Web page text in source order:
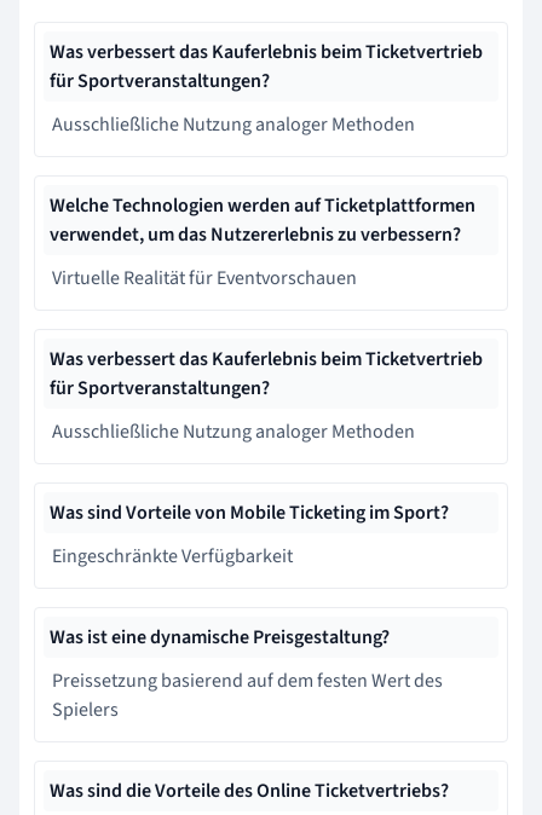
Was verbessert das Kauferlebnis beim Ticketvertrieb
für Sportveranstaltungen?
Ausschließliche Nutzung analoger Methoden
Welche Technologien werden auf Ticketplattformen
verwendet, um das Nutzererlebnis zu verbessern?
Virtuelle Realität für Eventvorschauen
Was verbessert das Kauferlebnis beim Ticketvertrieb
für Sportveranstaltungen?
Ausschließliche Nutzung analoger Methoden
Was sind Vorteile von Mobile Ticketing im Sport?
Eingeschränkte Verfügbarkeit
Was ist eine dynamische Preisgestaltung?
Preissetzung basierend auf dem festen Wert des
Spielers
Was sind die Vorteile des Online Ticketvertriebs?